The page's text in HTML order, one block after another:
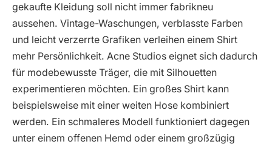
gekaufte Kleidung soll nicht immer fabrikneu
aussehen. Vintage-Waschungen, verblasste Farben
und leicht verzerrte Grafiken verleihen einem Shirt
mehr Persönlichkeit. Acne Studios eignet sich dadurch
für modebewusste Träger, die mit Silhouetten
experimentieren möchten. Ein großes Shirt kann
beispielsweise mit einer weiten Hose kombiniert
werden. Ein schmaleres Modell funktioniert dagegen
unter einem offenen Hemd oder einem großzügig